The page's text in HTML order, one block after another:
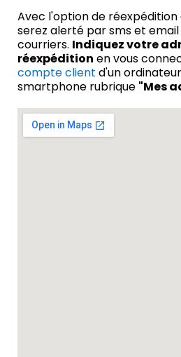
Avec l'option de réexpédition
serez alerté par sms et email
courriers. Indiquez votre
réexpédition en vous
compte client d'un
smartphone rubrique "Mes